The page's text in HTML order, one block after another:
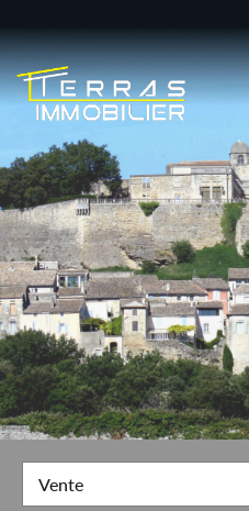
Vente